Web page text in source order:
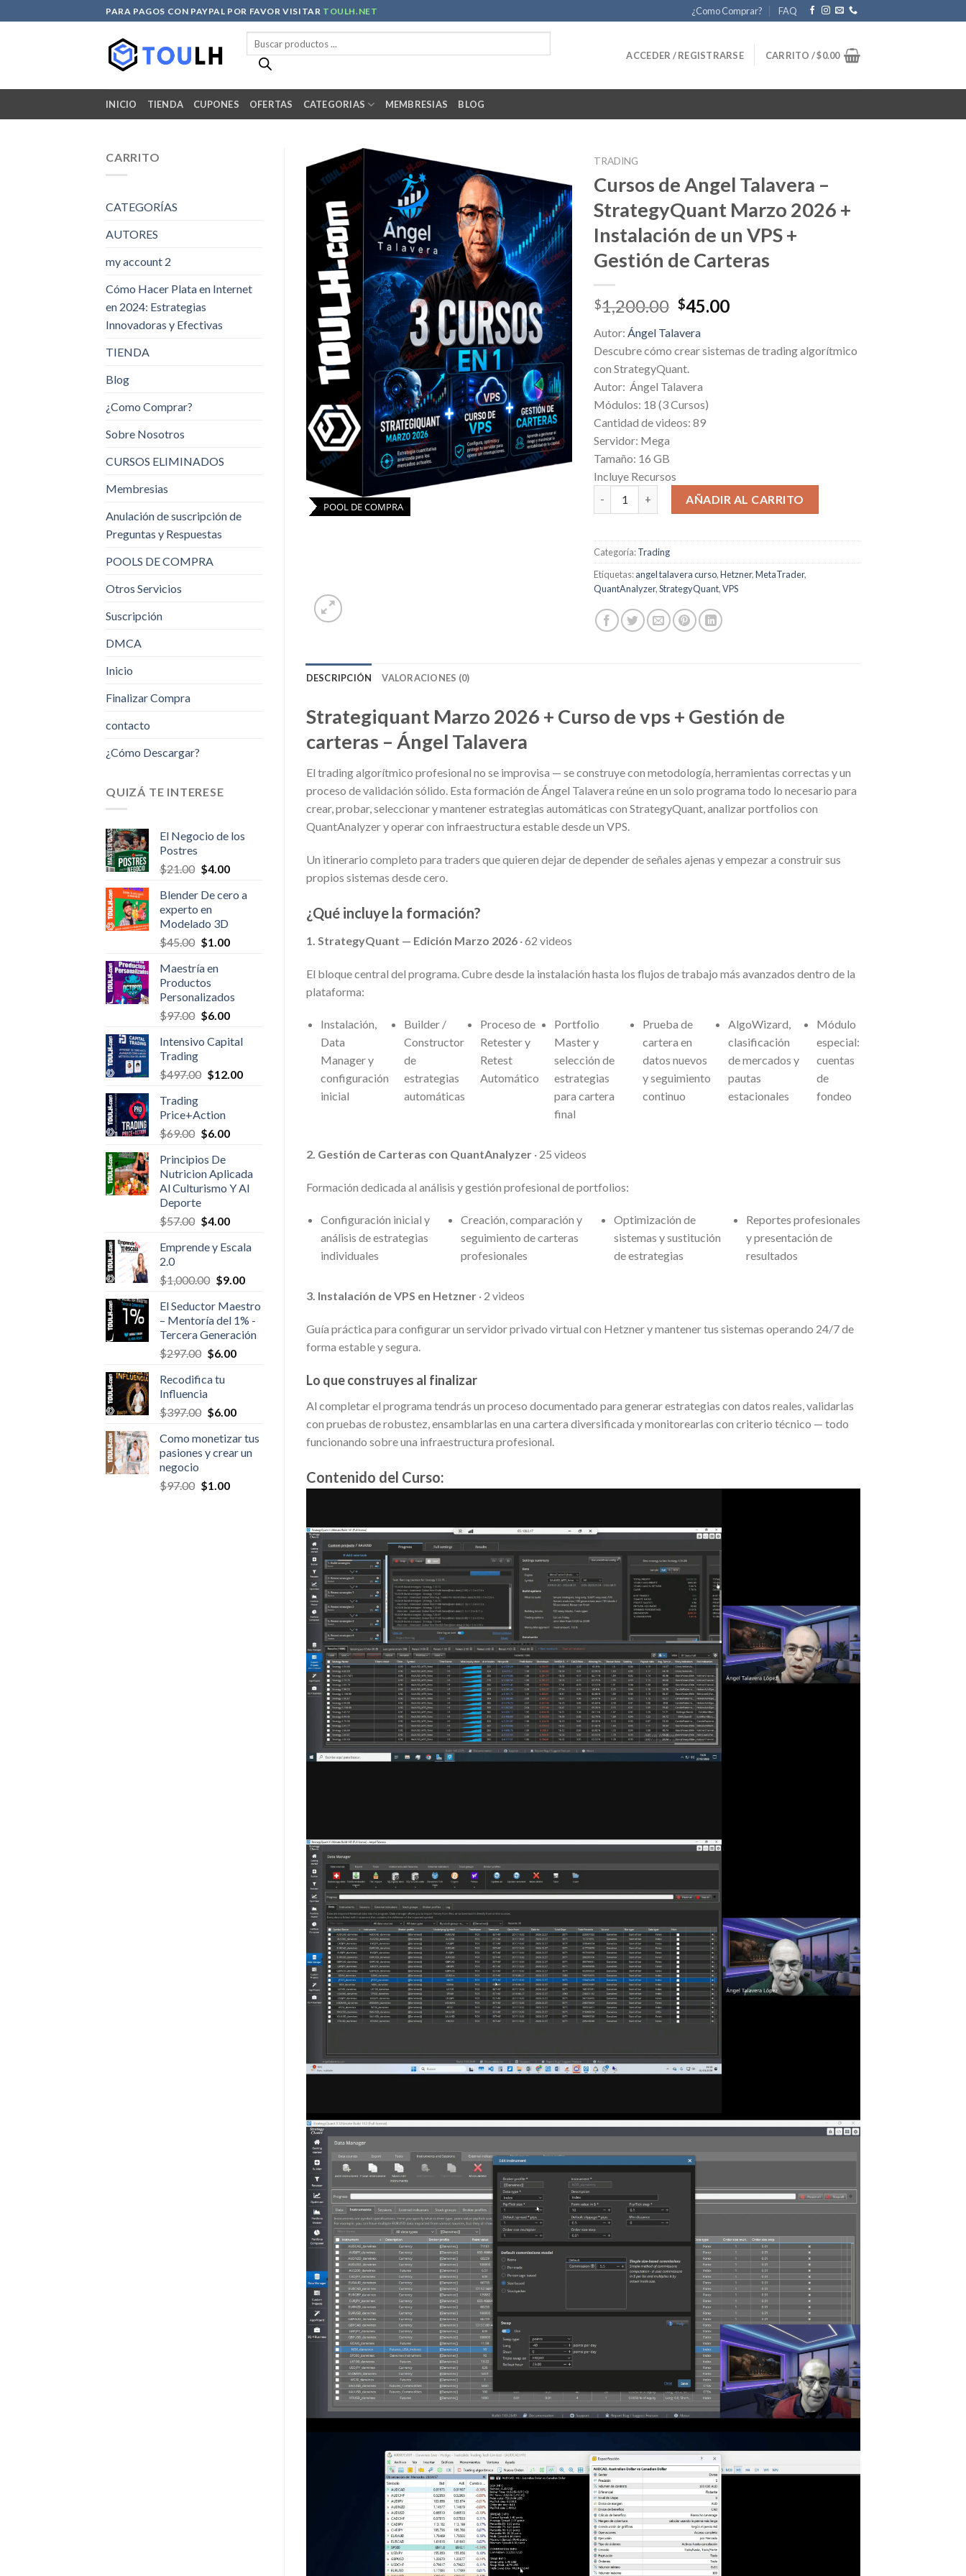
to
PARA PAGOS CON PAYPAL POR FAVOR VISITAR TOULH.NET ¿Como Comprar? FAQ
productos
ACCEDER / REGISTRARSE CARRITO /$0.00
INICIO TIENDA CUPONES OFERTAS CATEGORIAS MEMBRESIAS BLOG
CARRITO
CATEGORÍAS
AUTORES
my account 2
Cómo Hacer Plata en Internet
en 2024: Estrategias
Innovadoras y Efectivas
TIENDA
Blog
¿Como Comprar?
Sobre Nosotros
CURSOS ELIMINADOS
Membresias
Anulación de suscripción de
Preguntas y Respuestas
POOLS DE COMPRA
Otros Servicios
Suscripción
DMCA
Inicio
Finalizar Compra
contacto
¿Cómo Descargar?
QUIZÁ TE INTERESE
El Negocio de los
Postres
$21.00 Original
was:
$21.00.
$4.00Current
is:
Blender De cero a
experto en
Modelado 3D
$45.00 Original
was:
$45.00.
$1.00Current
Maestría en
Productos
Personalizados
$97.00 Original
was:
$6.00Current
is:
Intensivo Capital
Trading
$497.00 Original
$497.00.
$12.00Current
Trading
Price+Action
$69.00 Original
was:
$69.00.
$6.00Current
$6.00.
Principios De
Nutricion Aplicada
Al Culturismo Y Al
Deporte
$57.00 Original
was:
$4.00Current
is:
Emprende y Escala
2.0
$1,000.00 Original
was:
$1,000.00.
$9.00Current
is:
$9.00.
El Seductor Maestro
– Mentoría del 1% -
Tercera Generación
$297.00 Original
was:
$297.00.
$6.00Current
Recodifica tu
Influencia
$397.00 Original
was:
$397.00.
$6.00Current
is:
$6.00.
Como monetizar tus
pasiones y crear un
negocio
$97.00 Original
$1.00Current
POOL DE COMPRA
TRADING
Cursos de Angel Talavera –
StrategyQuant Marzo 2026 +
Instalación de un VPS +
Gestión de Carteras
$1,200.00 Original
was:
$1,200.00.
$45.00Current
$45.00.
Autor: Ángel Talavera
Descubre cómo crear sistemas de trading algorítmico
con StrategyQuant.
Autor: Ángel Talavera
Módulos: 18 (3 Cursos)
Cantidad de videos: 89
Servidor: Mega
Tamaño: 16 GB
Incluye Recursos
Cursos de Angel Talavera - StrategyQuant Marzo 2026 + Instalación de un
AÑADIR AL CARRITO
Categoría:Trading
Etiquetas:angel talavera curso,Hetzner,MetaTrader,
QuantAnalyzer,StrategyQuant,VPS
DESCRIPCIÓN VALORACIONES (0)
Strategiquant Marzo 2026 + Curso de vps + Gestión de
carteras – Ángel Talavera
El trading algorítmico profesional no se improvisa — se construye con metodología, herramientas correctas y un
proceso de validación sólido. Esta formación de Ángel Talavera reúne en un solo programa todo lo necesario para
crear, probar, seleccionar y mantener estrategias automáticas con StrategyQuant, analizar portfolios con
QuantAnalyzer y operar con infraestructura estable desde un VPS.
Un itinerario completo para traders que quieren dejar de depender de señales ajenas y empezar a construir sus
propios sistemas desde cero.
¿Qué incluye la formación?
1. StrategyQuant — Edición Marzo 2026· 62 videos
El bloque central del programa. Cubre desde la instalación hasta los flujos de trabajo más avanzados dentro de la
plataforma:
Instalación,
Data
Manager y
configuración
inicial
Builder /
Constructor
de
estrategias
automáticas
Proceso de
Retester y
Retest
Automático
Portfolio
Master y
selección de
estrategias
para cartera
final
Prueba de
cartera en
datos nuevos
y seguimiento
continuo
AlgoWizard,
clasificación
de mercados y
pautas
estacionales
Módulo
especial:
cuentas
de
fondeo
2. Gestión de Carteras con QuantAnalyzer· 25 videos
Formación dedicada al análisis y gestión profesional de portfolios:
Configuración inicial y
análisis de estrategias
individuales
Creación, comparación y
seguimiento de carteras
profesionales
Optimización de
sistemas y sustitución
de estrategias
Reportes profesionales
y presentación de
resultados
3. Instalación de VPS en Hetzner· 2 videos
Guía práctica para configurar un servidor privado virtual con Hetzner y mantener tus sistemas operando 24/7 de
forma estable y segura.
Lo que construyes al finalizar
Al completar el programa tendrás un proceso documentado para generar estrategias con datos reales, validarlas
con pruebas de robustez, ensamblarlas en una cartera diversificada y monitorearlas con criterio técnico — todo
funcionando sobre una infraestructura profesional.
Contenido del Curso: